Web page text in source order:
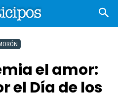
el amor:
el Día de los